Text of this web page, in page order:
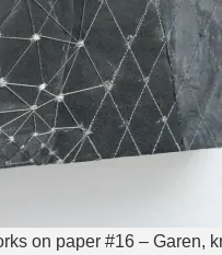
on paper #16 – Garen,